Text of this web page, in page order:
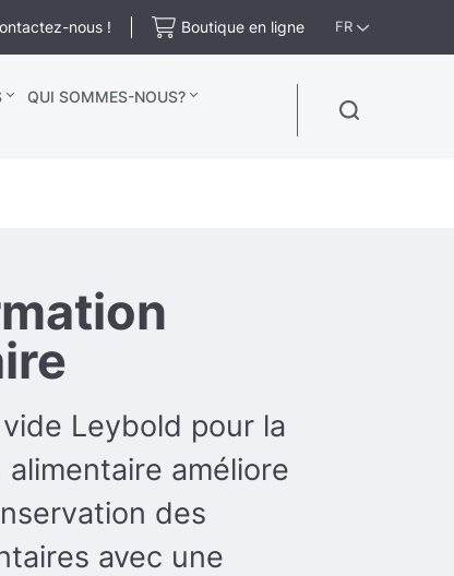
nous ! Boutique en ligne FR
QUI SOMMES-NOUS?
Leybold pour la
améliore
des
avec une